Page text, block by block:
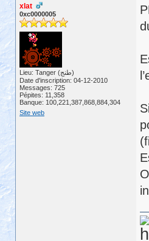
xlat
0xc0000005
Lieu: Tanger (طنج)
Date d'inscription: 04-12-2010
Messages: 725
Pépites: 11,358
Banque: 100,221,387,868,884,304
Site web